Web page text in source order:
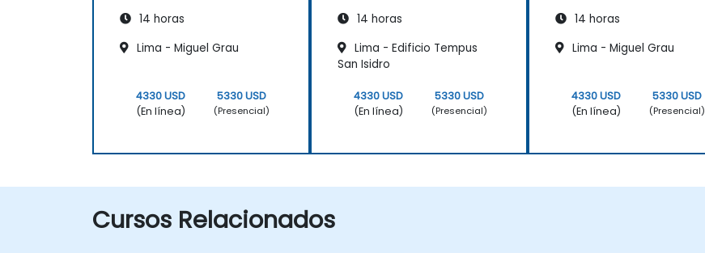
14 horas
Lima - Miguel Grau
4330 USD
(En línea)
5330 USD
(Presencial)
14 horas
Lima - Edificio Tempus
San Isidro
4330 USD
(En línea)
5330 USD
(Presencial)
14 horas
Lima - Miguel Grau
4330 USD
(En línea)
5330 USD
(Presencial)
Cursos Relacionados